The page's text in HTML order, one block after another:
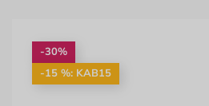
-30%
-15 %: KAB15